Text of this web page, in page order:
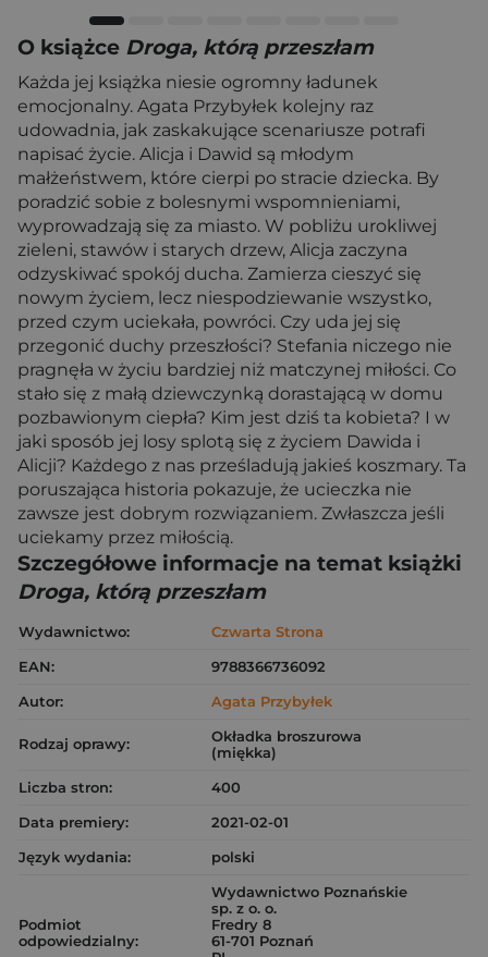
O książce Droga, którą przeszłam
Każda jej książka niesie ogromny ładunek
emocjonalny. Agata Przybyłek kolejny raz
udowadnia, jak zaskakujące scenariusze potrafi
napisać życie. Alicja i Dawid są młodym
małżeństwem, które cierpi po stracie dziecka. By
poradzić sobie z bolesnymi wspomnieniami,
wyprowadzają się za miasto. W pobliżu urokliwej
zieleni, stawów i starych drzew, Alicja zaczyna
odzyskiwać spokój ducha. Zamierza cieszyć się
nowym życiem, lecz niespodziewanie wszystko,
przed czym uciekała, powróci. Czy uda jej się
przegonić duchy przeszłości? Stefania niczego nie
pragnęła w życiu bardziej niż matczynej miłości. Co
stało się z małą dziewczynką dorastającą w domu
pozbawionym ciepła? Kim jest dziś ta kobieta? I w
jaki sposób jej losy splotą się z życiem Dawida i
Alicji? Każdego z nas prześladują jakieś koszmary. Ta
poruszająca historia pokazuje, że ucieczka nie
zawsze jest dobrym rozwiązaniem. Zwłaszcza jeśli
uciekamy przez miłością.
Szczegółowe informacje na temat książki
Droga, którą przeszłam
Wydawnictwo:
Czwarta Strona
EAN:
9788366736092
Autor:
Agata Przybyłek
Rodzaj oprawy:
Okładka broszurowa
(miękka)
Liczba stron:
400
Data premiery:
2021-02-01
Język wydania:
polski
Podmiot
odpowiedzialny:
Wydawnictwo Poznańskie
sp. z o. o.
Fredry 8
61-701 Poznań